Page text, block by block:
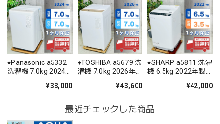
♦️Panasonic a5332
洗濯機 7.0kg 2024
¥38,000
♦️TOSHIBA a5679 洗
濯機 7.0kg 2026年
¥43,600
♦️SHARP a5811 洗濯
機 6.5kg 2022年製
¥42,000
最近チェックした商品